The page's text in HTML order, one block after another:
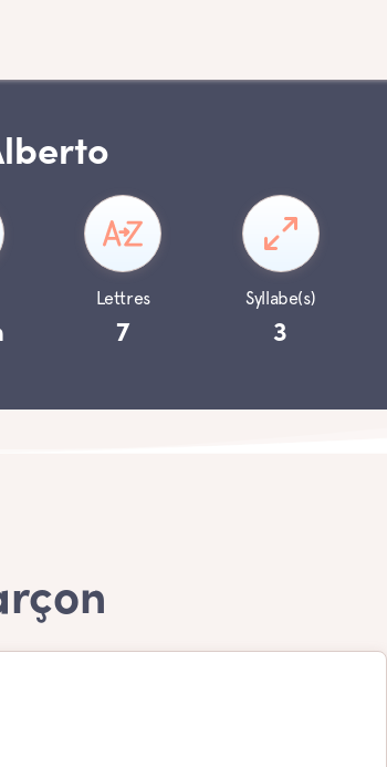
Lettres
7
Syllabe(s)
3